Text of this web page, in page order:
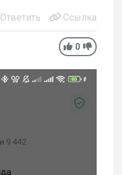
Ответить Ссылка
0